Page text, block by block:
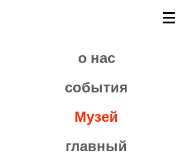
о нас
события
Музей
главный